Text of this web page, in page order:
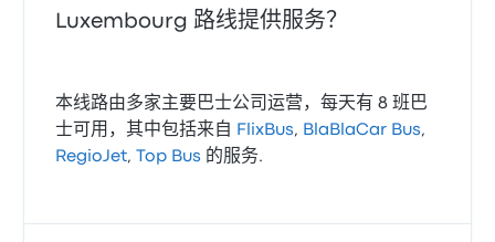
Luxembourg 路线提供服务？
本线路由多家主要巴士公司运营，每天有 8 班巴
士可用，其中包括来自
FlixBus, BlaBlaCar Bus,
RegioJet, Top Bus 的服务.